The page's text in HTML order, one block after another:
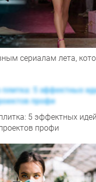
сериалам лета,
5 эффектных
профи